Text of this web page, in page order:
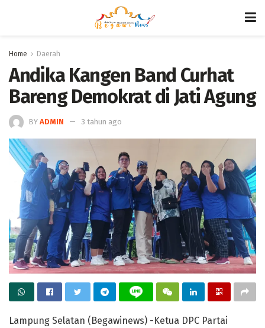
Home Daerah
Andika Kangen Band Curhat
Bareng Demokrat di Jati Agung
BY ADMIN 3 tahun ago
Lampung Selatan (Begawinews) -Ketua DPC Partai